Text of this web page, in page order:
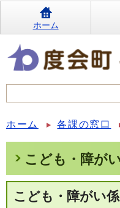
ホーム
ホーム 各課の窓口
こども・障が
こども・障がい